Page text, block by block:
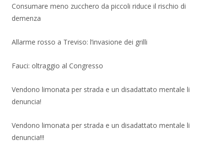
Consumare meno zucchero da piccoli riduce il rischio di
demenza
Allarme rosso a Treviso: l’invasione dei grilli
Fauci: oltraggio al Congresso
Vendono limonata per strada e un disadattato mentale li
denuncia!
Vendono limonata per strada e un disadattato mentale li
denuncia!!!